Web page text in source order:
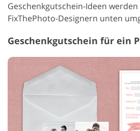
Geschenkgutschein-Ideen
FixThePhoto-Designern unten
Geschenkgutschein für ein